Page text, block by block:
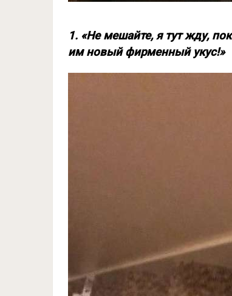
1. «Не мешайте, я тут жду,
им новый фирменный укус!»